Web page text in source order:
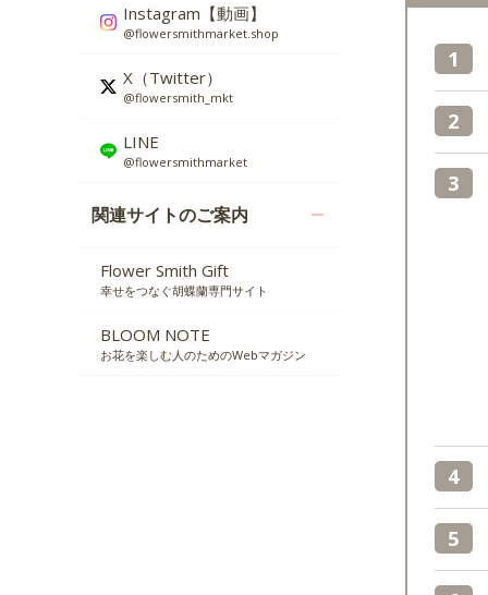
Instagram【動画】
@flowersmithmarket.shop
X（Twitter）
@flowersmith_mkt
LINE
@flowersmithmarket
関連サイトのご案内
Flower Smith Gift
幸せをつなぐ胡蝶蘭専門サイト
BLOOM NOTE
お花を楽しむ人のためのWebマガジン